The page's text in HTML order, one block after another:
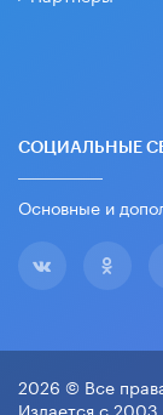
СОЦИАЛЬНЫЕ
Основные и
2026 © Все
Издается с 2003